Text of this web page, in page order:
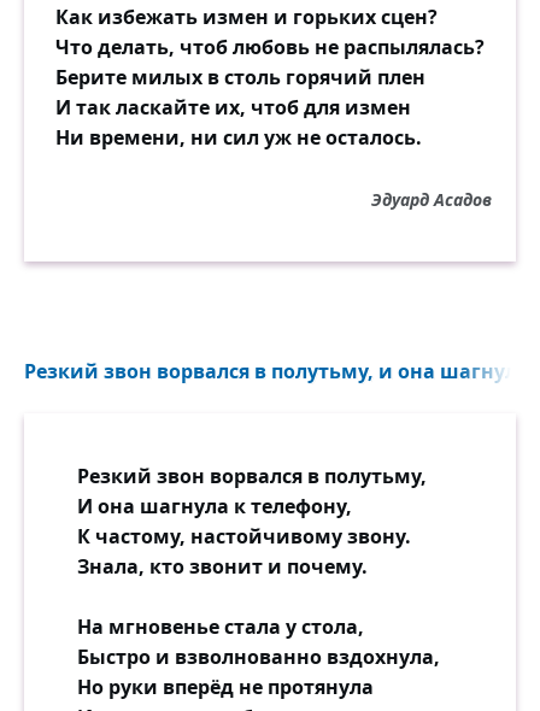
— Все в кино? И я — в кино! —
Ты ли брошен, я ли брошена —
Даже вспомнить-то смешно!
Пусть судьба звенит и крутится,
Вот увидишь и поймёшь!
Как избежать измен и горьких сцен?
Что делать, чтоб любовь не распылялась?
Берите милых в столь горячий плен
И так ласкайте их, чтоб для измен
Ни времени, ни сил уж не осталось.
Эдуард Асадов
Резкий звон ворвался в полутьму, и она шагнула
Резкий звон ворвался в полутьму,
И она шагнула к телефону,
К частому, настойчивому звону.
Знала, кто звонит и почему.
На мгновенье стала у стола,
Быстро и взволнованно вздохнула,
Но руки вперёд не протянула